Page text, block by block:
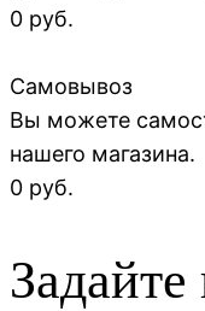
0 руб.
Самовывоз
Вы можете
нашего магазина.
0 руб.